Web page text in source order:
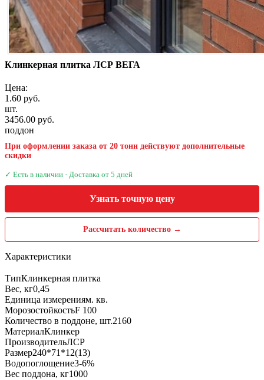
Клинкерная плитка ЛСР ВЕГА
Цена:
1.60 руб.
шт.
3456.00 руб.
поддон
При оформлении заказа от 20 тонн действуют дополнительные
скидки
✓ Есть в наличии · Доставка от 5 дней
Узнать точную цену
Рассчитать количество →
Характеристики
ТипКлинкерная плитка
Вес, кг0,45
Единица измерениям. кв.
МорозостойкостьF 100
Количество в поддоне, шт.2160
МатериалКлинкер
ПроизводительЛСР
Размер240*71*12(13)
Водопоглощение3-6%
Вес поддона, кг1000